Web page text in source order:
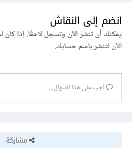
انضم إلى النقاش
يمكنك أن تنشر الآن وتسجل لاحقًا. إذا
الآنلتنشر باسم حسابك.
أجب على هذا السؤال...
مشاركة